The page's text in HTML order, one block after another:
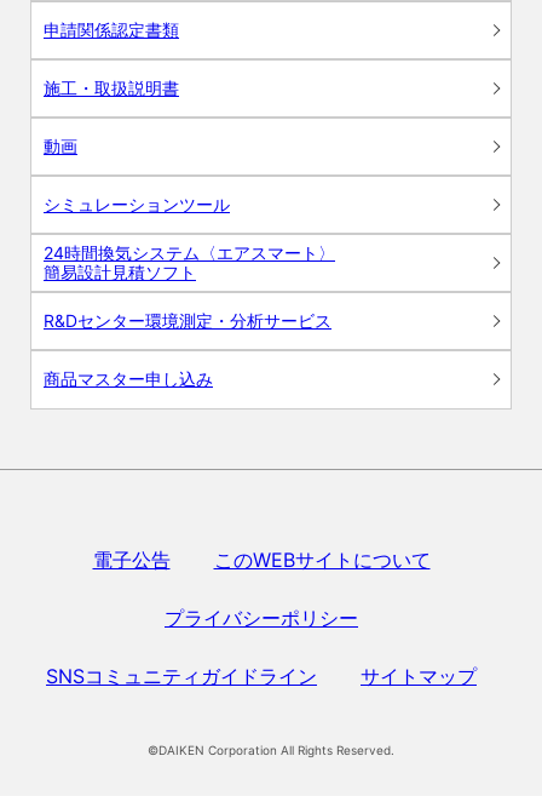
申請関係認定書類
施工・取扱説明書
動画
シミュレーションツール
24時間換気システム〈エアスマート〉
簡易設計見積ソフト
R&Dセンター環境測定・分析サービス
商品マスター申し込み
電子公告 このWEBサイトについて
プライバシーポリシー
SNSコミュニティガイドライン サイトマップ
©DAIKEN Corporation All Rights Reserved.